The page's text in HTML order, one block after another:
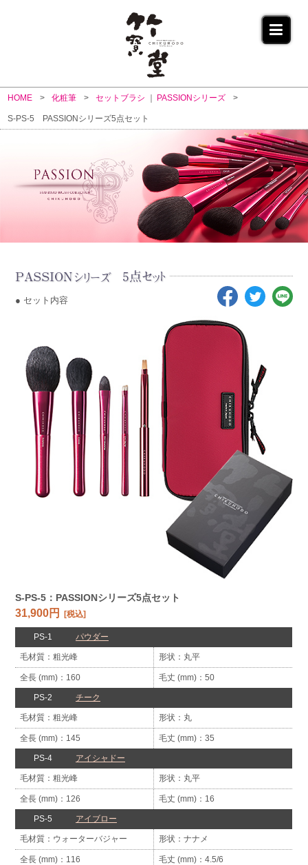
HOME 化粧筆 セットブラシ PASSIONシリーズ
S-PS-5 PASSIONシリーズ5点セット
PASSIONシリーズ 5点セット
● セット内容
S-PS-5：PASSIONシリーズ5点セット
31,900円 [税込]
PS-1 パウダー
粗光峰 丸平
160 50
PS-2 チーク
粗光峰 丸
145 35
PS-4 アイシャドー
粗光峰 丸平
126 16
PS-5 アイブロー
ウォーターバジャー ナナメ
116 4.5/6